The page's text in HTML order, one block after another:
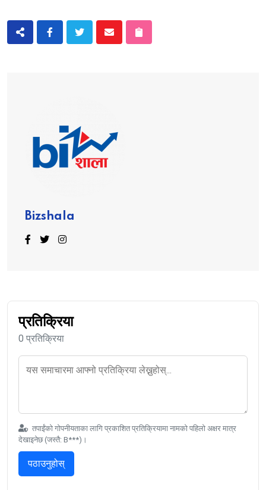
Bizshala
प्रतिक्रिया
0 प्रतिक्रिया
तपाईंको गोपनीयताका लागि प्रकाशित प्रतिक्रियामा नामको पहिलो अक्षर मात्र
देखाइनेछ (जस्तै: B***)।
पठाउनुहोस्